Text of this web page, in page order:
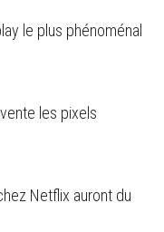
le plus phénoménal
les pixels
Netflix auront du